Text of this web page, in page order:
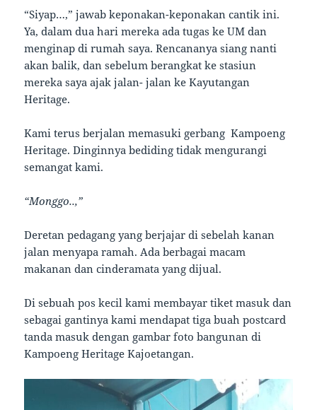
“Siyap…,” jawab keponakan-keponakan cantik ini.
Ya, dalam dua hari mereka ada tugas ke UM dan
menginap di rumah saya. Rencananya siang nanti
akan balik, dan sebelum berangkat ke stasiun
mereka saya ajak jalan- jalan ke Kayutangan
Heritage.
Kami terus berjalan memasuki gerbang Kampoeng
Heritage. Dinginnya bediding tidak mengurangi
semangat kami.
“Monggo..,”
Deretan pedagang yang berjajar di sebelah kanan
jalan menyapa ramah. Ada berbagai macam
makanan dan cinderamata yang dijual.
Di sebuah pos kecil kami membayar tiket masuk dan
sebagai gantinya kami mendapat tiga buah postcard
tanda masuk dengan gambar foto bangunan di
Kampoeng Heritage Kajoetangan.